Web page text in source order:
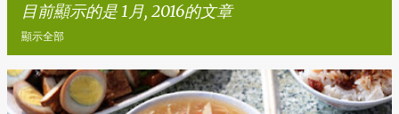
目前顯示的是 1月, 2016的文章
顯示全部
發